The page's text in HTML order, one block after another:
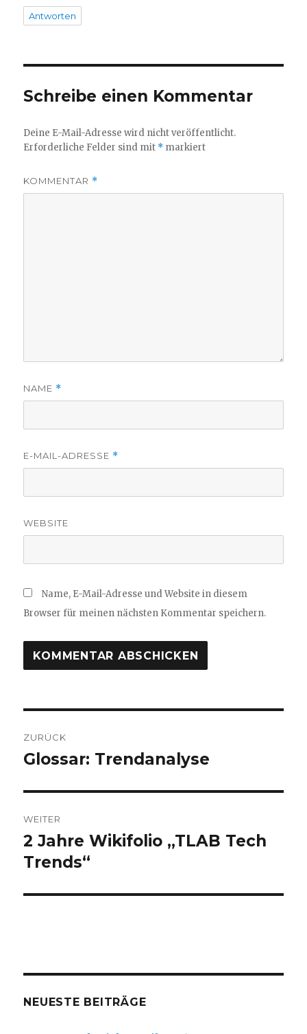
Antworten
Schreibe einen Kommentar
Deine E-Mail-Adresse wird nicht veröffentlicht.
Erforderliche Felder sind mit * markiert
KOMMENTAR *
NAME *
E-MAIL-ADRESSE *
WEBSITE
Name, E-Mail-Adresse und Website in diesem
Browser für meinen nächsten Kommentar speichern.
ZURÜCK
Vorheriger
Glossar: Trendanalyse
WEITER
Nächster
Beitrag:
2 Jahre Wikifolio „TLAB Tech
Trends“
NEUESTE BEITRÄGE